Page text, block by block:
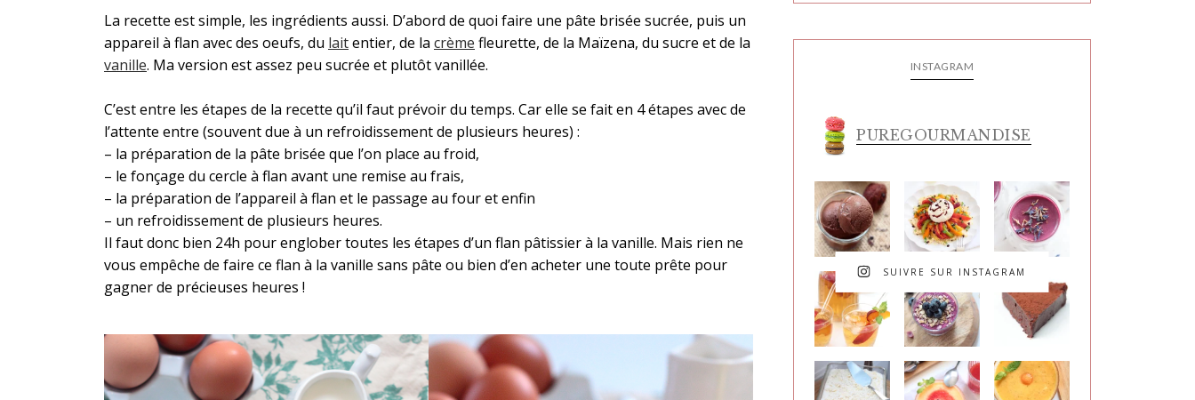
La recette est simple, les ingrédients aussi. D’abord de quoi faire une pâte brisée sucrée, puis un
appareil à flan avec des oeufs, du laitentier, de la crème fleurette, de la Maïzena, du sucre et de la
vanille. Ma version est assez peu sucrée et plutôt vanillée.
C’est entre les étapes de la recette qu’il faut prévoir du temps. Car elle se fait en 4 étapes avec de
l’attente entre (souvent due à un refroidissement de plusieurs heures) :
– la préparation de la pâte brisée que l’on place au froid,
– le fonçage du cercle à flan avant une remise au frais,
– la préparation de l’appareil à flan et le passage au four et enfin
– un refroidissement de plusieurs heures.
Il faut donc bien 24h pour englober toutes les étapes d’un flan pâtissier à la vanille. Mais rien ne
vous empêche de faire ce flan à la vanille sans pâte ou bien d’en acheter une toute prête pour
gagner de précieuses heures !
INSTAGRAM
PUREGOURMANDISE
SUIVRE SUR INSTAGRAM